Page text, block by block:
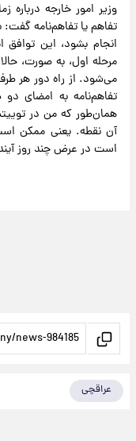
وزیر امور خارجه
تفاهم یا تفاهم‌نامه
انجام بشود، این
مرحله اول، به صورت،
می‌شود. از راه دور هر
تفاهم‌نامه به امضای
همان‌طور که من در
آن نقطه. یعنی ممکن
است در عرض چند روز
عراقچی